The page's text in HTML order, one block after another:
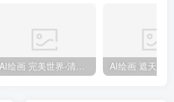
AI绘画 完美世界-清漪 [86P] [1173M]